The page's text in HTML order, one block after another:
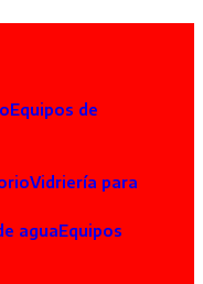
Equipos de
Vidriería para
Equipos